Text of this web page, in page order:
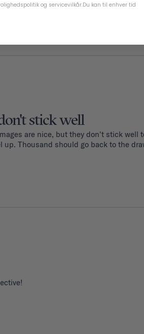
Stickers
stick well
are nice, but they don't stick
Thousand should go back to the
og servicevilkår.Du kan til enhver tid